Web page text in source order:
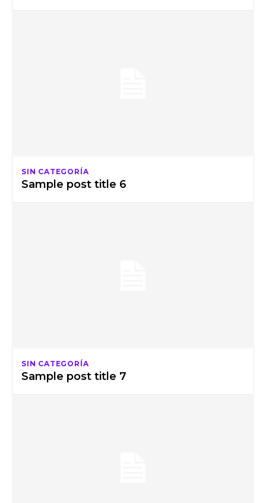
SIN CATEGORÍA
Sample post title 6
SIN CATEGORÍA
Sample post title 7